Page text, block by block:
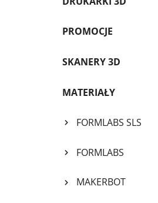
PROMOCJE
SKANERY 3D
MATERIAŁY
FORMLABS SLS
FORMLABS
MAKERBOT